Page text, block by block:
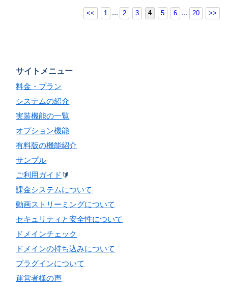
<< 1 ... 2 3 4 5 6 ... 20 >>
サイトメニュー
料金・プラン
システムの紹介
実装機能の一覧
オプション機能
有料版の機能紹介
サンプル
ご利用ガイド 🔰
課金システムについて
動画ストリーミングについて
セキュリティと安全性について
ドメインチェック
ドメインの持ち込みについて
プラグインについて
運営者様の声